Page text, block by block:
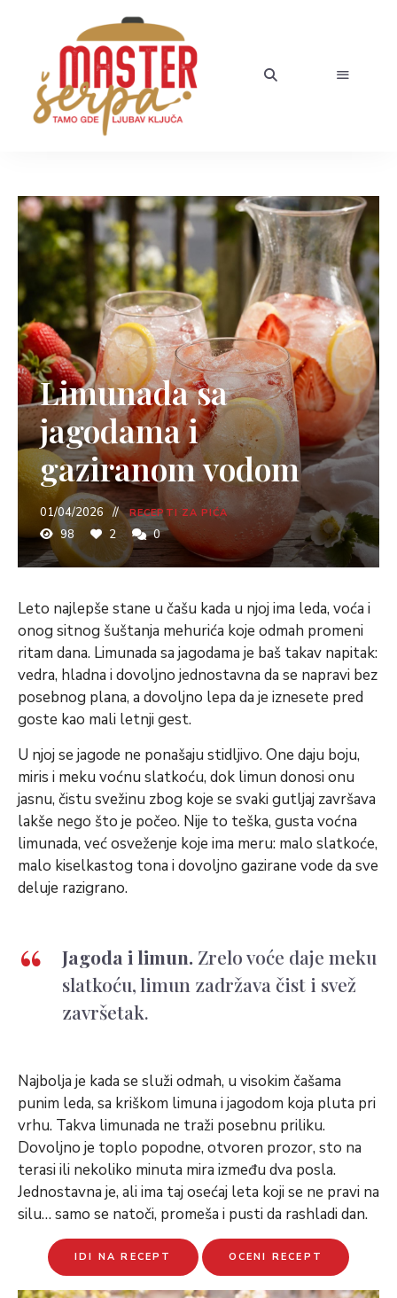
Limunada sa
jagodama i
gaziranom vodom
01/04/2026 RECEPTI ZA PIĆA
98 2 0
Leto najlepše stane u čašu kada u njoj ima leda, voća i
onog sitnog šuštanja mehurića koje odmah promeni
ritam dana. Limunada sa jagodama je baš takav napitak:
vedra, hladna i dovoljno jednostavna da se napravi bez
posebnog plana, a dovoljno lepa da je iznesete pred
goste kao mali letnji gest.
U njoj se jagode ne ponašaju stidljivo. One daju boju,
miris i meku voćnu slatkoću, dok limun donosi onu
jasnu, čistu svežinu zbog koje se svaki gutljaj završava
lakše nego što je počeo. Nije to teška, gusta voćna
limunada, već osveženje koje ima meru: malo slatkoće,
malo kiselkastog tona i dovoljno gazirane vode da sve
deluje razigrano.
Jagoda i limun. Zrelo voće daje meku
slatkoću, limun zadržava čist i svež
završetak.
Najbolja je kada se služi odmah, u visokim čašama
punim leda, sa kriškom limuna i jagodom koja pluta pri
vrhu. Takva limunada ne traži posebnu priliku.
Dovoljno je toplo popodne, otvoren prozor, sto na
terasi ili nekoliko minuta mira između dva posla.
Jednostavna je, ali ima taj osećaj leta koji se ne pravi na
silu… samo se natoči, promeša i pusti da rashladi dan.
IDI NA RECEPT OCENI RECEPT